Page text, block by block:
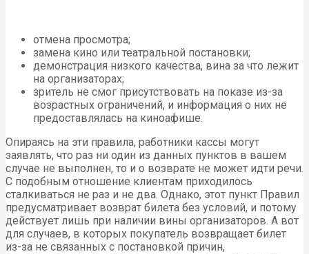
отмена просмотра;
замена кино или театральной постановки;
демонстрация низкого качества, вина за что лежит
на организаторах;
зритель не смог присутствовать на показе из-за
возрастных ограничений, и информация о них не
предоставлялась на киноафише.
Опираясь на эти правила, работники кассы могут
заявлять, что раз ни один из данных пунктов в вашем
случае не выполнен, то и о возврате не может идти речи.
С подобным отношение клиентам приходилось
сталкиваться не раз и не два. Однако, этот пункт Правил
предусматривает возврат билета без условий, и потому
действует лишь при наличии вины организаторов. А вот
для случаев, в которых покупатель возвращает билет
из-за не связанных с постановкой причин,